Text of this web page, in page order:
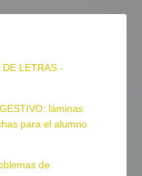
LETRAS -
láminas
para el alumno
de